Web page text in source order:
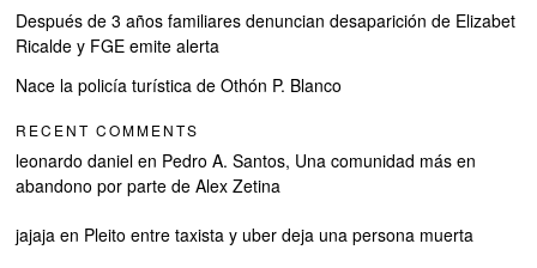
Después de 3 años familiares denuncian desaparición de Elizabet
Ricalde y FGE emite alerta
Nace la policía turística de Othón P. Blanco
RECENT COMMENTS
leonardo daniel en Pedro A. Santos, Una comunidad más en
abandono por parte de Alex Zetina
jajaja en Pleito entre taxista y uber deja una persona muerta